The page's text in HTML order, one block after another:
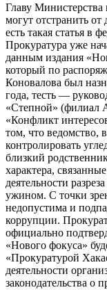
Главу
могут отстранить
есть такая статья в
Прокуратура уже
данным издания
который по
Коновалова был
года, тесть —
«Степной» (филиал
«Конфликт
том, что ведомство,
контролировать
близкий
характера,
деятельности
ужином. С точки
недопустима и
коррупции.
официально
«Нового фокуса»
«Прокуратурой
деятельности
законодательства о